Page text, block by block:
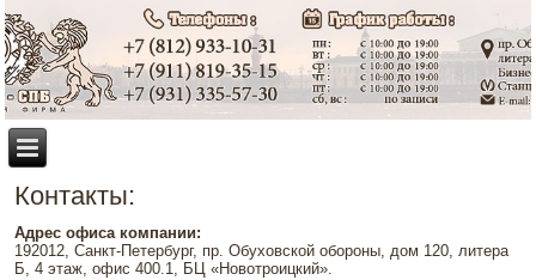
Контакты:
Адрес офиса компании:
192012, Санкт-Петербург, пр. Обуховской обороны, дом 120, литера
Б, 4 этаж, офис 400.1, БЦ «Новотроицкий».